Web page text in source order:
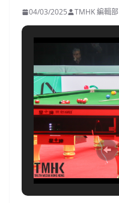
04/03/2025 TMHK 編輯部